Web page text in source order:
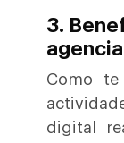
3.
Como
digital